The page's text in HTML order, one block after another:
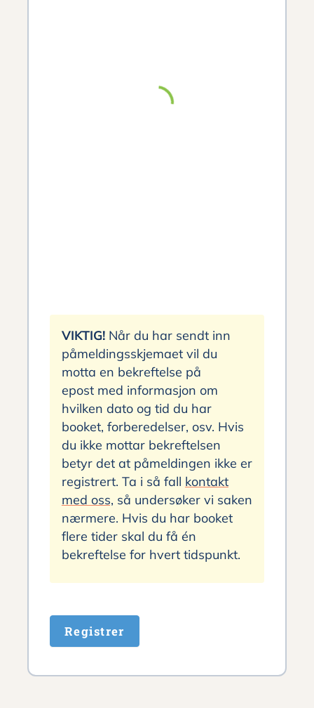
VIKTIG!Når du har sendt inn
påmeldingsskjemaet vil du
motta en bekreftelse på
epost med informasjon om
hvilken dato og tid du har
booket, forberedelser, osv. Hvis
du ikke mottar bekreftelsen
betyr det at påmeldingen ikke er
registrert. Ta i så fall kontakt
med oss, så undersøker vi saken
nærmere. Hvis du har booket
flere tider skal du få én
bekreftelse for hvert tidspunkt.
Registrer